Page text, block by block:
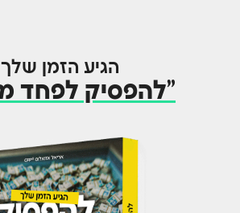
הגיע הזמן שלך
"להפסיק לפחד